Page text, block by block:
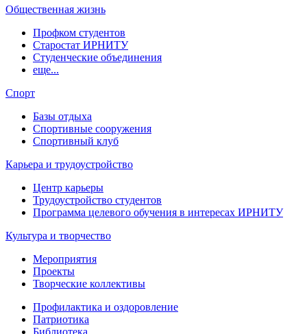
Общественная жизнь
Профком студентов
Старостат ИРНИТУ
Студенческие объединения
еще...
Спорт
Базы отдыха
Спортивные сооружения
Спортивный клуб
Карьера и трудоустройство
Центр карьеры
Трудоустройство студентов
Программа целевого обучения в интересах ИРНИТУ
Культура и творчество
Мероприятия
Проекты
Творческие коллективы
Профилактика и оздоровление
Патриотика
Библиотека